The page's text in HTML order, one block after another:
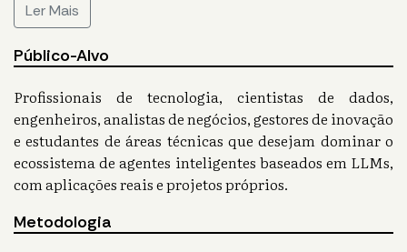
Ler Mais
Público-Alvo
Profissionais de tecnologia, cientistas de dados,
engenheiros, analistas de negócios, gestores de inovação
e estudantes de áreas técnicas que desejam dominar o
ecossistema de agentes inteligentes baseados em LLMs,
com aplicações reais e projetos próprios.
Metodologia